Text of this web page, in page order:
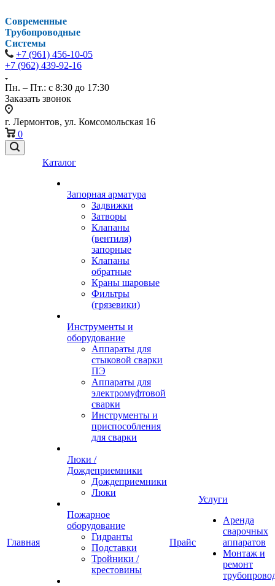
Современные
Трубопроводные
Системы
+7 (961) 456-10-05
+7 (962) 439-92-16
Пн. – Пт.: с 8:30 до 17:30
Заказать звонок
г. Лермонтов, ул. Комсомольская 16
0
Главная
Каталог
Запорная арматура
Задвижки
Затворы
Клапаны
(вентиля)
запорные
Клапаны
обратные
Краны шаровые
Фильтры
(грязевики)
Инструменты и
оборудование
Аппараты для
стыковой сварки
ПЭ
Аппараты для
электромуфтовой
сварки
Инструменты и
приспособления
для сварки
Люки /
Дождеприемники
Дождеприемники
Люки
Пожарное
оборудование
Гидранты
Подставки
Тройники /
крестовины
Прайс
Услуги
Аренда
сварочных
аппаратов
Монтаж и
ремонт